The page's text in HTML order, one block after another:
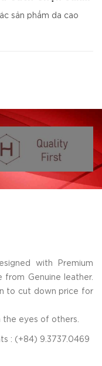
sản phẩm da cao
with Premium
from Genuine leather.
to cut down price for
the eyes of others.
: (+84) 9.3737.0469